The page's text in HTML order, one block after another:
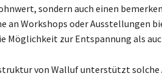
sondern auch einen
an Workshops oder Ausstellungen
Möglichkeit zur Entspannung als
von Walluf unterstützt